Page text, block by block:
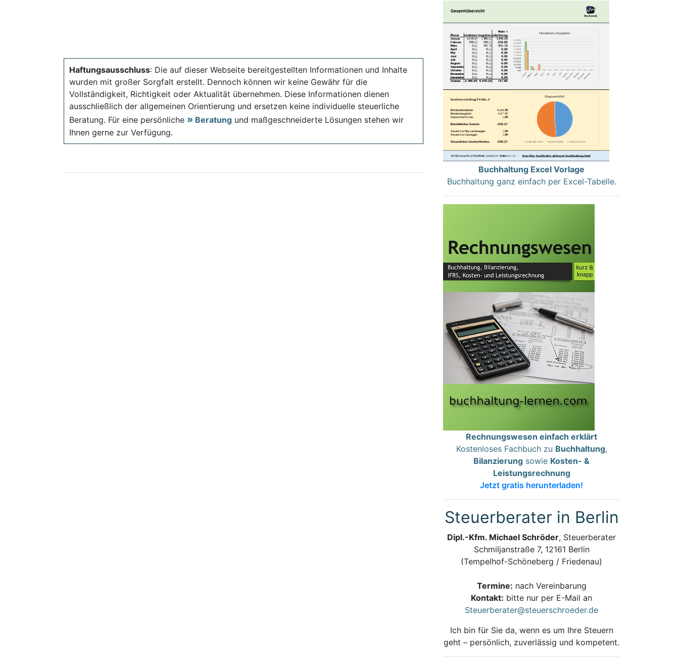
Haftungsausschluss: Die auf dieser Webseite bereitgestellten Informationen und Inhalte
wurden mit großer Sorgfalt erstellt. Dennoch können wir keine Gewähr für die
Vollständigkeit, Richtigkeit oder Aktualität übernehmen. Diese Informationen dienen
ausschließlich der allgemeinen Orientierung und ersetzen keine individuelle steuerliche
Beratung. Für eine persönliche
Beratung und maßgeschneiderte Lösungen stehen wir
Ihnen gerne zur Verfügung.
Buchhaltung Excel Vorlage
Buchhaltung ganz einfach per Excel-Tabelle.
Rechnungswesen einfach erklärt
Kostenloses Fachbuch zu Buchhaltung,
Bilanzierung sowie Kosten- &
Leistungsrechnung
Jetzt gratis herunterladen!
Steuerberater in Berlin
Dipl.-Kfm. Michael Schröder, Steuerberater
Schmiljanstraße 7, 12161 Berlin
(Tempelhof-Schöneberg / Friedenau)
Termine: nach Vereinbarung
Kontakt: bitte nur per E-Mail an
Steuerberater@steuerschroeder.de
Ich bin für Sie da, wenn es um Ihre Steuern
geht – persönlich, zuverlässig und kompetent.